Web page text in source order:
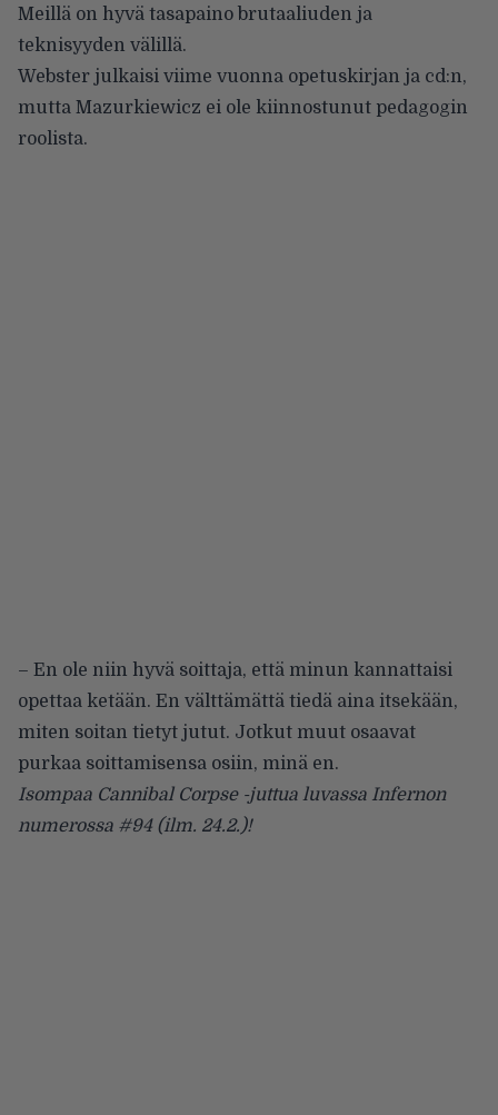
Meillä on hyvä tasapaino brutaaliuden ja
teknisyyden välillä.
Webster julkaisi viime vuonna opetuskirjan ja cd:n,
mutta Mazurkiewicz ei ole kiinnostunut pedagogin
roolista.
– En ole niin hyvä soittaja, että minun kannattaisi
opettaa ketään. En välttämättä tiedä aina itsekään,
miten soitan tietyt jutut. Jotkut muut osaavat
purkaa soittamisensa osiin, minä en.
Isompaa Cannibal Corpse -juttua luvassa Infernon
numerossa #94 (ilm. 24.2.)!